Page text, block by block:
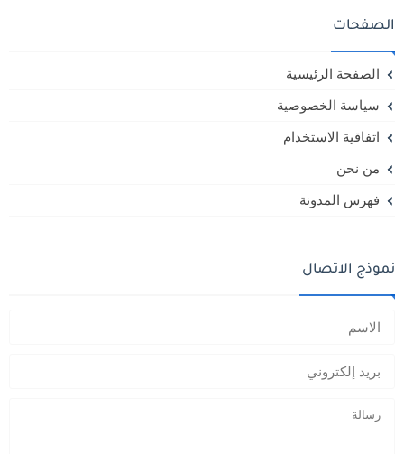
الصفحات
الصفحة الرئيسية
سياسة الخصوصية
اتفاقية الاستخدام
من نحن
فهرس المدونة
نموذج الاتصال